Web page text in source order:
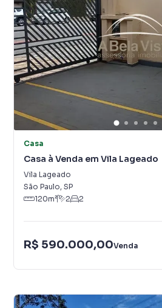
Casa
Casa à Venda em Vila Lageado
Vila Lageado
São Paulo, SP
120m² 2 2
R$ 590.000,00Venda